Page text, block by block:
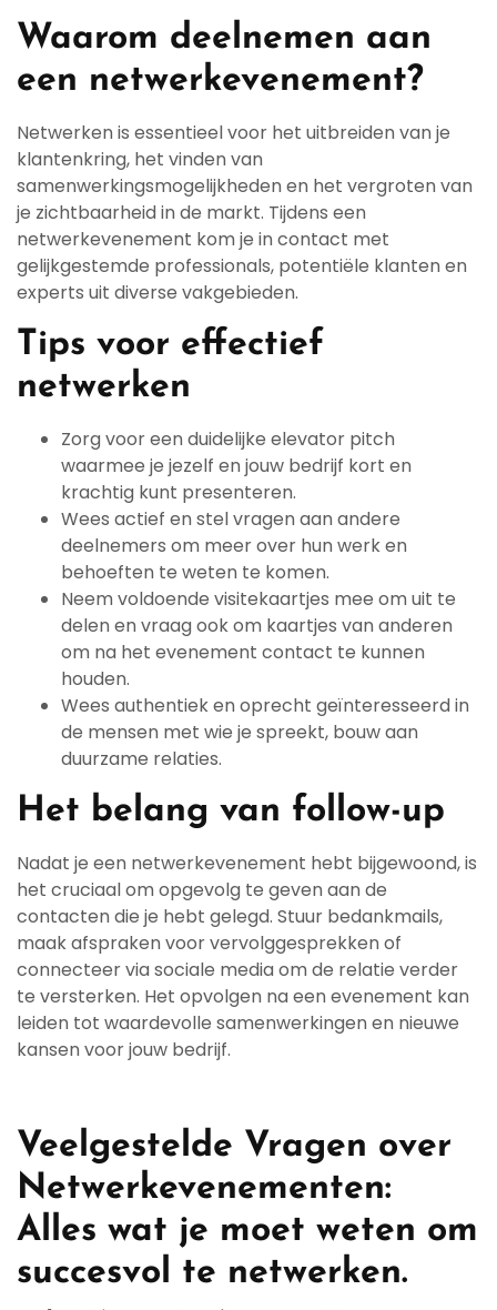
Waarom deelnemen aan
een netwerkevenement?
Netwerken is essentieel voor het uitbreiden van je
klantenkring, het vinden van
samenwerkingsmogelijkheden en het vergroten van
je zichtbaarheid in de markt. Tijdens een
netwerkevenement kom je in contact met
gelijkgestemde professionals, potentiële klanten en
experts uit diverse vakgebieden.
Tips voor effectief
netwerken
Zorg voor een duidelijke elevator pitch
waarmee je jezelf en jouw bedrijf kort en
krachtig kunt presenteren.
Wees actief en stel vragen aan andere
deelnemers om meer over hun werk en
behoeften te weten te komen.
Neem voldoende visitekaartjes mee om uit te
delen en vraag ook om kaartjes van anderen
om na het evenement contact te kunnen
houden.
Wees authentiek en oprecht geïnteresseerd in
de mensen met wie je spreekt, bouw aan
duurzame relaties.
Het belang van follow-up
Nadat je een netwerkevenement hebt bijgewoond, is
het cruciaal om opgevolg te geven aan de
contacten die je hebt gelegd. Stuur bedankmails,
maak afspraken voor vervolggesprekken of
connecteer via sociale media om de relatie verder
te versterken. Het opvolgen na een evenement kan
leiden tot waardevolle samenwerkingen en nieuwe
kansen voor jouw bedrijf.
Veelgestelde Vragen over
Netwerkevenementen:
Alles wat je moet weten om
succesvol te netwerken.